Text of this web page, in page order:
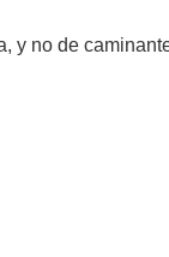
y no de